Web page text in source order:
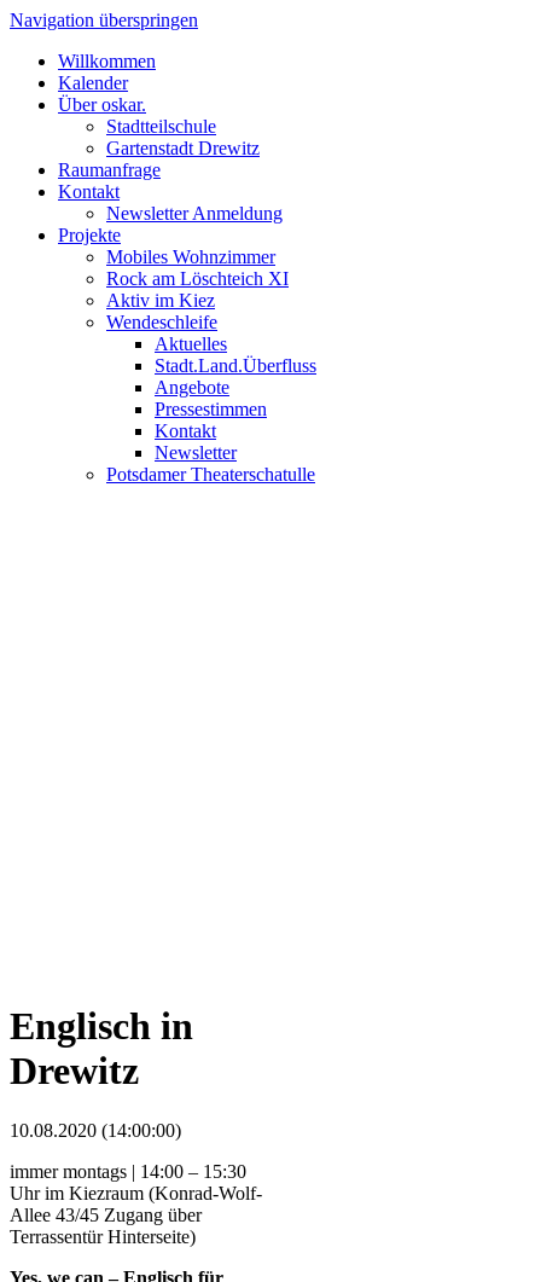
Navigation überspringen
Willkommen
Kalender
Über oskar.
Stadtteilschule
Gartenstadt Drewitz
Raumanfrage
Kontakt
Newsletter Anmeldung
Projekte
Mobiles Wohnzimmer
Rock am Löschteich XI
Aktiv im Kiez
Wendeschleife
Aktuelles
Stadt.Land.Überfluss
Angebote
Pressestimmen
Kontakt
Newsletter
Potsdamer Theaterschatulle
Englisch in
Drewitz
10.08.2020 (14:00:00)
immer montags | 14:00 – 15:30
Uhr im Kiezraum (Konrad-Wolf-
Allee 43/45 Zugang über
Terrassentür Hinterseite)
Yes, we can – Englisch für